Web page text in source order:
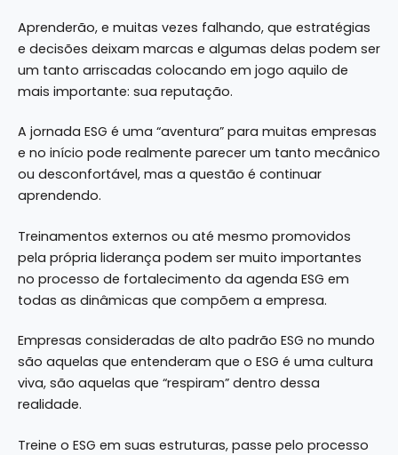
Aprenderão, e muitas vezes falhando, que estratégias
e decisões deixam marcas e algumas delas podem ser
um tanto arriscadas colocando em jogo aquilo de
mais importante: sua reputação.
A jornada ESG é uma “aventura” para muitas empresas
e no início pode realmente parecer um tanto mecânico
ou desconfortável, mas a questão é continuar
aprendendo.
Treinamentos externos ou até mesmo promovidos
pela própria liderança podem ser muito importantes
no processo de fortalecimento da agenda ESG em
todas as dinâmicas que compõem a empresa.
Empresas consideradas de alto padrão ESG no mundo
são aquelas que entenderam que o ESG é uma cultura
viva, são aquelas que “respiram” dentro dessa
realidade.
Treine o ESG em suas estruturas, passe pelo processo